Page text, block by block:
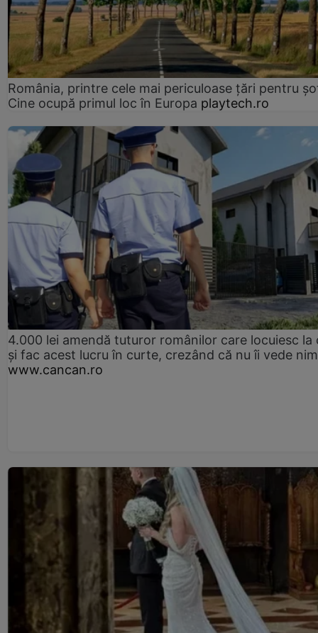
România, printre cele mai periculoase țări pentru
Cine ocupă primul loc în Europa playtech.ro
4.000 lei amendă tuturor românilor care locuiesc la
și fac acest lucru în curte, crezând că nu îi vede
www.cancan.ro